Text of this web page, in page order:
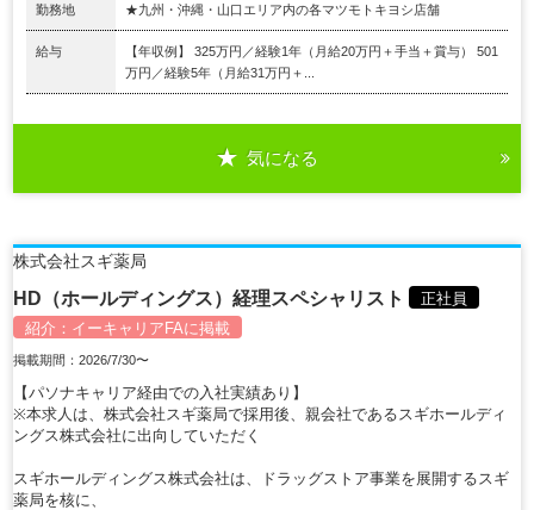
勤務地 ★九州・沖縄・山口エリア内の各マツモトキヨシ店舗
給与
【年収例】 325万円／経験1年（⽉給20万円＋⼿当＋賞与） 501
万円／経験5年（⽉給31万円＋...
気になる
株式会社スギ薬局
HD（ホールディングス）経理スペシャリスト
正社員
紹介： イーキャリアFAに掲載
掲載期間：2026/7/30〜
【パソナキャリア経由での入社実績あり】
※本求人は、株式会社スギ薬局で採用後、親会社であるスギホールディ
ングス株式会社に出向していただく
スギホールディングス株式会社は、ドラッグストア事業を展開するスギ
薬局を核に、